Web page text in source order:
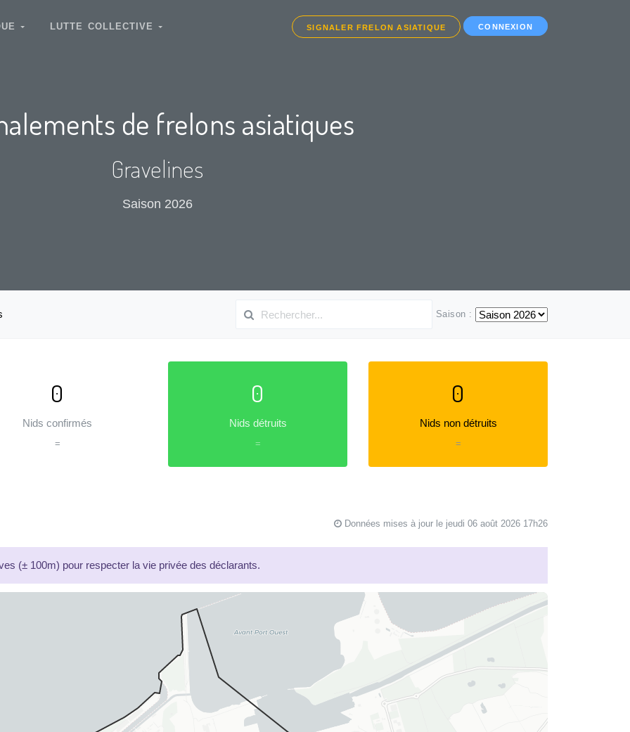
LUTTE COLLECTIVE SIGNALER FRELON ASIATIQUE CONNEXION
de frelons asiatiques
Gravelines
Saison 2026
Saison :
0
Nids confirmés
=
0
Nids détruits
=
0
Nids non détruits
=
Données mises à jour le jeudi 06 août 2026 17h26
(± 100m) pour respecter la vie privée des déclarants.